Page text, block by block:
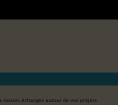
échanges autour de vos projets